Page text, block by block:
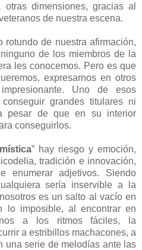
dimensiones, gracias al
de nuestra escena.
rotundo de nuestra afirmación,
de los miembros de la
les conocemos. Pero es que
expresarnos en otros
Uno de esos
grandes titulares ni
pesar de que en su interior
conseguirlos.
” hay riesgo y emoción,
tradición e innovación,
adjetivos. Siendo
sería inservible a la
es un salto al vacío en
lo imposible, al encontrar en
a los ritmos fáciles, la
a estribillos machacones, a
una serie de melodías ante las